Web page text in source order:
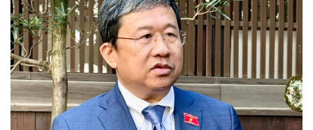
Tin nóng
Tư vấn luật
Việt Nam
Phân tích